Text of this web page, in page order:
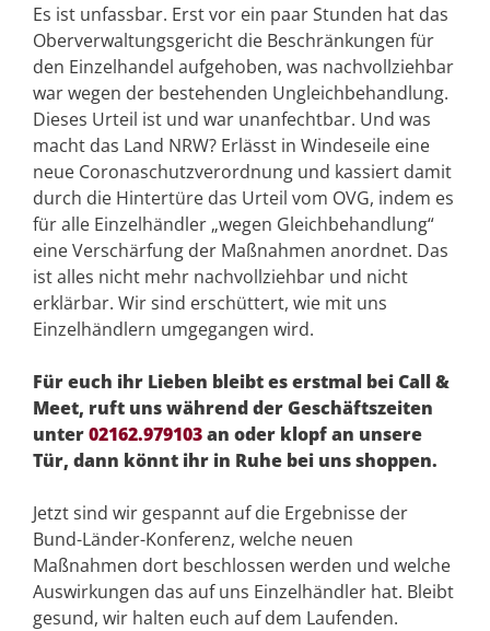
Es ist unfassbar. Erst vor ein paar Stunden hat das
Oberverwaltungsgericht die Beschränkungen für
den Einzelhandel aufgehoben, was nachvollziehbar
war wegen der bestehenden Ungleichbehandlung.
Dieses Urteil ist und war unanfechtbar. Und was
macht das Land NRW? Erlässt in Windeseile eine
neue Coronaschutzverordnung und kassiert damit
durch die Hintertüre das Urteil vom OVG, indem es
für alle Einzelhändler „wegen Gleichbehandlung“
eine Verschärfung der Maßnahmen anordnet. Das
ist alles nicht mehr nachvollziehbar und nicht
erklärbar. Wir sind erschüttert, wie mit uns
Einzelhändlern umgegangen wird.
Für euch ihr Lieben bleibt es erstmal bei Call &
Meet, ruft uns während der Geschäftszeiten
unter02162.979103an oder klopf an unsere
Tür, dann könnt ihr in Ruhe bei uns shoppen.
Jetzt sind wir gespannt auf die Ergebnisse der
Bund-Länder-Konferenz, welche neuen
Maßnahmen dort beschlossen werden und welche
Auswirkungen das auf uns Einzelhändler hat. Bleibt
gesund, wir halten euch auf dem Laufenden.